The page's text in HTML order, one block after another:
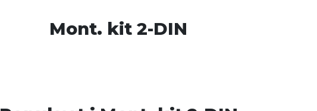
Mont. kit 2-DIN